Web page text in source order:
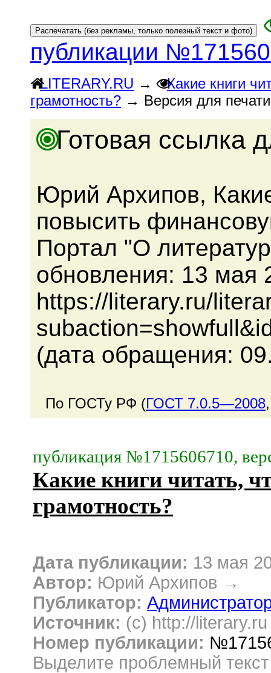
публикации
LITERARY.RU →
Какие книги
грамотность? → Версия для печати
Готовая ссылка
Юрий Архипов,
повысить
Портал "О
обновления: 13 мая
https://literary.ru/
(дата обращения:
По ГОСТу РФ (ГОСТ 7.0.5—2008
публикация №1715606710,
Какие книги читать,
грамотность?
Дата публикации: 13 мая
Автор: Юрий Архипов →
Публикатор:
Источник: (c) http://
Номер публикации:
Выделите проблемный